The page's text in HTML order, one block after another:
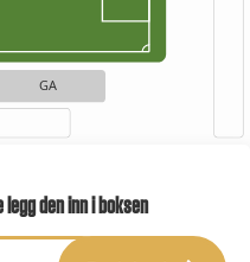
GA
den inn i boksen